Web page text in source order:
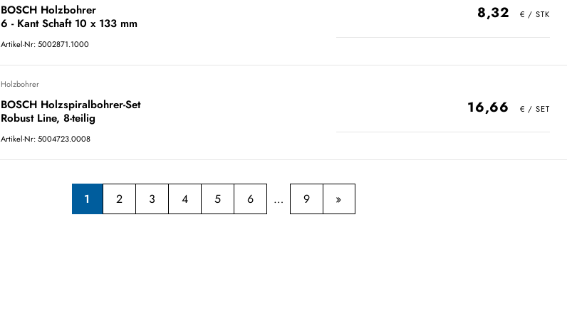
BOSCH Holzbohrer
6 - Kant Schaft 10 x 133 mm
Artikel-Nr: 5002871.1000
8,32
Holzbohrer
BOSCH Holzspiralbohrer-Set
Robust Line, 8-teilig
Artikel-Nr: 5004723.0008
16,66
1 2 3 4 5 6 9